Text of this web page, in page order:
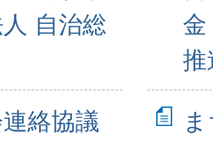
人 自治総
金
推
絡協議